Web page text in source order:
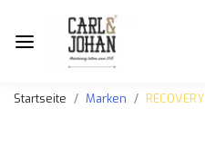
Startseite Marken RECOVERY